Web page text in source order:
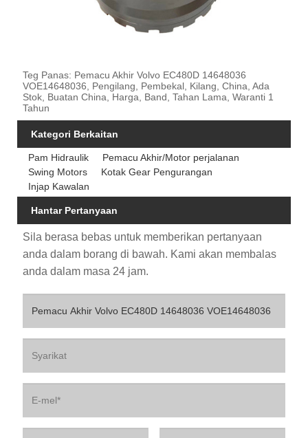
Teg Panas: Pemacu Akhir Volvo EC480D 14648036
VOE14648036, Pengilang, Pembekal, Kilang, China, Ada
Stok, Buatan China, Harga, Band, Tahan Lama, Waranti 1
Tahun
Kategori Berkaitan
Pam Hidraulik
Pemacu Akhir/Motor perjalanan
Swing Motors
Kotak Gear Pengurangan
Injap Kawalan
Hantar Pertanyaan
Sila berasa bebas untuk memberikan pertanyaan
anda dalam borang di bawah. Kami akan membalas
anda dalam masa 24 jam.